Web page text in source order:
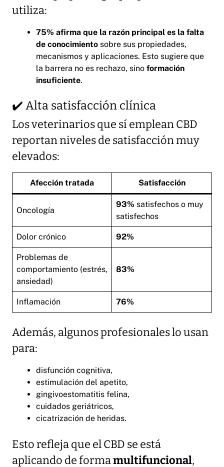
utiliza:
75% afirma que la razón principal es la falta
de conocimiento sobre sus propiedades,
mecanismos y aplicaciones. Esto sugiere que
la barrera no es rechazo, sino formación
insuficiente.
✔️ Alta satisfacción clínica
Los veterinarios que sí emplean CBD
reportan niveles de satisfacción muy
elevados:
Afección tratada Satisfacción
Oncología
93% satisfechos o muy
satisfechos
Dolor crónico 92%
Problemas de
comportamiento (estrés,
ansiedad)
83%
Inflamación 76%
Además, algunos profesionales lo usan
para:
disfunción cognitiva,
estimulación del apetito,
gingivoestomatitis felina,
cuidados geriátricos,
cicatrización de heridas.
Esto refleja que el CBD se está
aplicando de formamultifuncional,